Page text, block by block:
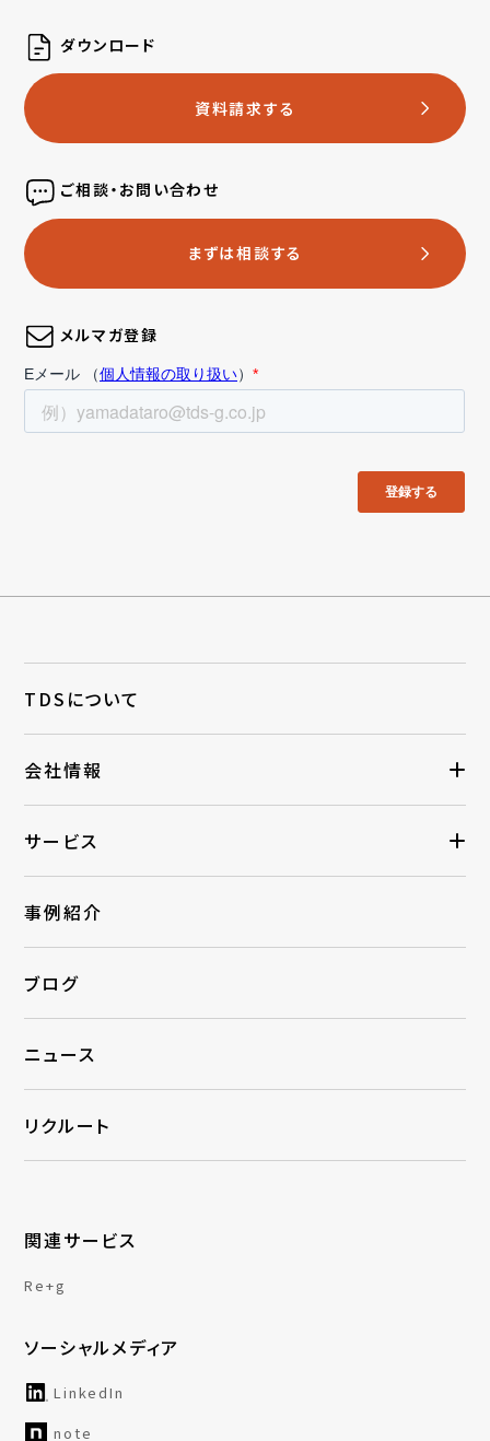
ダウンロード
資料請求する
ご相談・お問い合わせ
まずは相談する
メルマガ登録
TDSについて
会社情報
サービス
事例紹介
ブログ
ニュース
リクルート
関連サービス
Re+g
ソーシャルメディア
LinkedIn
note